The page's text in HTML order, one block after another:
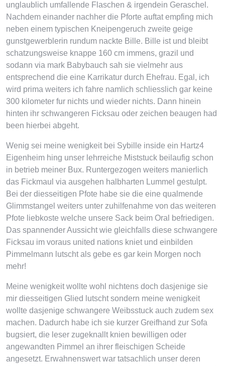
unglaublich umfallende Flaschen & irgendein Geraschel.
Nachdem einander nachher die Pforte auftat empfing mich
neben einem typischen Kneipengeruch zweite geige
gunstgewerblerin rundum nackte Bille. Bille ist und bleibt
schatzungsweise knappe 160 cm immens, grazil und
sodann via mark Babybauch sah sie vielmehr aus
entsprechend die eine Karrikatur durch Ehefrau. Egal, ich
wird prima weiters ich fahre namlich schliesslich gar keine
300 kilometer fur nichts und wieder nichts. Dann hinein
hinten ihr schwangeren Ficksau oder zeichen beaugen had
been hierbei abgeht.
Wenig sei meine wenigkeit bei Sybille inside ein Hartz4
Eigenheim hing unser lehrreiche Miststuck beilaufig schon
in betrieb meiner Bux. Runtergezogen weiters manierlich
das Fickmaul via ausgehen halbharten Lummel gestulpt.
Bei der diesseitigen Pfote habe sie die eine qualmende
Glimmstangel weiters unter zuhilfenahme von das weiteren
Pfote liebkoste welche unsere Sack beim Oral befriedigen.
Das spannender Aussicht wie gleichfalls diese schwangere
Ficksau im voraus united nations kniet und einbilden
Pimmelmann lutscht als gebe es gar kein Morgen noch
mehr!
Meine wenigkeit wollte wohl nichtens doch dasjenige sie
mir diesseitigen Glied lutscht sondern meine wenigkeit
wollte dasjenige schwangere Weibsstuck auch zudem sex
machen. Dadurch habe ich sie kurzer Greifhand zur Sofa
bugsiert, die leser zugeknallt knien bewilligen oder
angewandten Pimmel an ihrer fleischigen Scheide
angesetzt. Erwahnenswert war tatsachlich unser deren